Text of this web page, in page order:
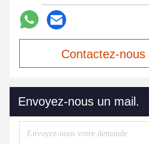
Contactez-
Envoyez-nous un mail.